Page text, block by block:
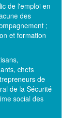
de l'emploi en
des
;
et formation
chefs
de
de la Sécurité
social des